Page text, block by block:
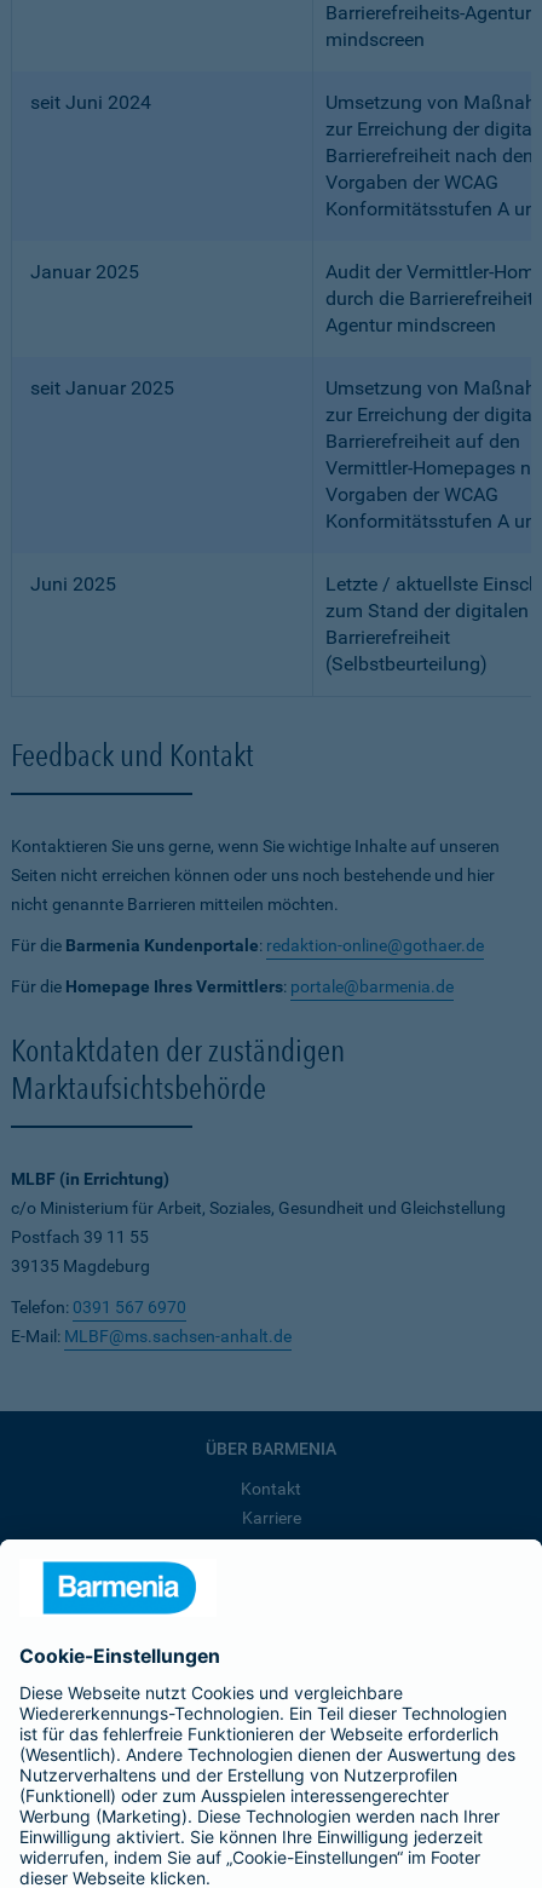
Barrierefreiheits-Agentur
mindscreen
seit Juni 2024
Umsetzung von
zur Erreichung der
Barrierefreiheit nach den
Vorgaben der WCAG
Konformitätsstufen A
Januar 2025
Audit der Vermittler-
durch die
Agentur mindscreen
seit Januar 2025
Umsetzung von
zur Erreichung der
Barrierefreiheit auf den
Vermittler-Homepages
Vorgaben der WCAG
Konformitätsstufen A
Juni 2025
Letzte / aktuellste
zum Stand der digitalen
Barrierefreiheit
(Selbstbeurteilung)
Feedback und Kontakt
Kontaktieren Sie uns gerne, wenn Sie wichtige Inhalte auf unseren
Seiten nicht erreichen können oder uns noch bestehende und hier
nicht genannte Barrieren mitteilen möchten.
Für die Barmenia Kundenportale: redaktion-online@gothaer.de
Für die Homepage Ihres Vermittlers: portale@barmenia.de
Kontaktdaten der zuständigen
Marktaufsichtsbehörde
MLBF (in Errichtung)
c/o Ministerium für Arbeit, Soziales, Gesundheit und Gleichstellung
Postfach 39 11 55
39135 Magdeburg
Telefon: 0391 567 6970
E-Mail: MLBF@ms.sachsen-anhalt.de
ÜBER BARMENIA
Kontakt
Karriere
Presse
Barmenia ist Teil der BarmeniaGothaer
BELIEBTE SEITEN
Kranken-Zusatzversicherung
Tierversicherungen
Haftpflichtversicherung
Hausratversicherung